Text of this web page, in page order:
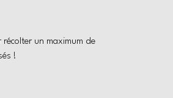
récolter un maximum de
!